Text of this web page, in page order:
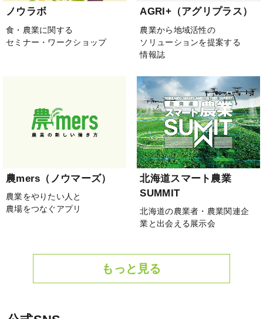
ノウラボ
食・農業に関する
セミナー・ワークショップ
AGRI+（アグリプラス）
農業から地域活性の
ソリューションを提案する
情報誌
農mers（ノウマーズ）
農業をやりたい人と
農場をつなぐアプリ
北海道スマート農業
SUMMIT
北海道の農業者・農業関連企
業と出会える展示会
もっと見る